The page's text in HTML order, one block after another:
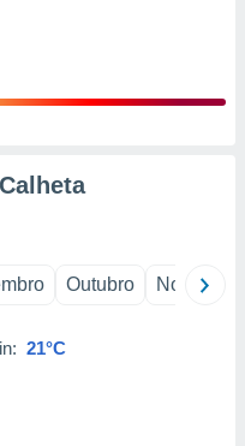
Outubro Novembro
21°C